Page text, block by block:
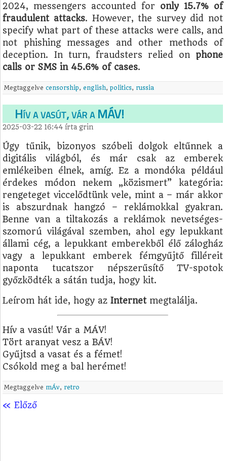
2024, messengers accounted for only 15.7% of
fraudulent attacks. However, the survey did not
specify what part of these attacks were calls, and
not phishing messages and other methods of
deception. In turn, fraudsters relied onphone
calls or SMS in 45.6% of cases.
Megtaggelvecensorship,english,politics, russia
Hív a vasút, vár a MÁV!
2025-03-22 16:44 írtagrin
Úgy tűnik, bizonyos szóbeli dolgok eltűnnek a
digitális világból, és már csak az emberek
emlékeiben élnek, amíg. Ez a mondóka például
érdekes módon nekem „közismert” kategória:
rengeteget viccelődtünk vele, mint a – már akkor
is abszurdnak hangzó – reklámokkal gyakran.
Benne van a tiltakozás a reklámok nevetséges-
szomorú világával szemben, ahol egy lepukkant
állami cég, a lepukkant emberekből élő zálogház
vagy a lepukkant emberek fémgyűjtő filléreit
naponta tucatszor népszerűsítő TV-spotok
győzködték a sátán tudja, hogy kit.
Leírom hát ide, hogy azInternetmegtalálja.
Hív a vasút! Vár a MÁV!
Tört aranyat vesz a BÁV!
Gyűjtsd a vasat és a fémet!
Csókold meg a bal herémet!
Megtaggelve mÁv, retro
« Előző